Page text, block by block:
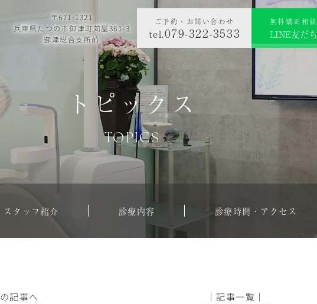
〒671-1321
兵庫県たつの市御津町苅屋361-3
御津総合支所前
ご予約・お問い合わせ
tel.079-322-3533
無料矯正相談
LINE友だち
トピックス
TOPICS
スタッフ紹介 診療内容 診療時間・アクセス
記事へ │記事一覧│